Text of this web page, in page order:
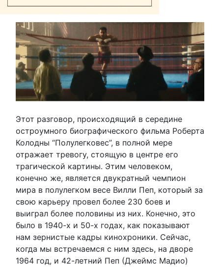
Этот разговор, происходящий в середине
остроумного биографического фильма Роберта
Колодны “Полулегковес”, в полной мере
отражает тревогу, стоящую в центре его
трагической картины. Этим человеком,
конечно же, является двукратный чемпион
мира в полулегком весе Вилли Пеп, который за
свою карьеру провел более 230 боев и
выиграл более половины из них. Конечно, это
было в 1940-х и 50-х годах, как показывают
нам зернистые кадры кинохроники. Сейчас,
когда мы встречаемся с ним здесь, на дворе
1964 год, и 42-летний Пеп (Джеймс Мадио)